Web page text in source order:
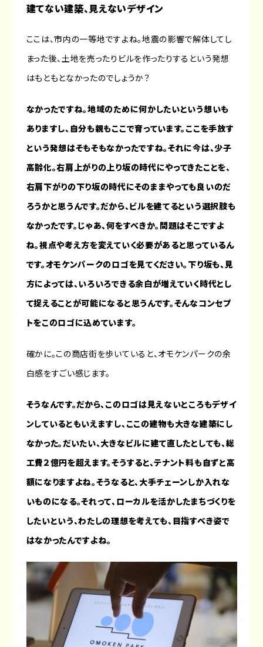
建てない建築、見えないデザイン
ここは、市内の一等地ですよね。地震の影響で解体してし
まった後、土地を売ったりビルを作ったりするという発想
はもともとなかったのでしょうか？
なかったですね。地域のために何かしたいという想いも
ありますし、自分も親もここで育っています。ここを手放す
という発想はそもそもなかったですね。それに今は、少子
高齢化。右肩上がりの上り坂の時代にやってきたことを、
右肩下がりの下り坂の時代にそのままやっても良いのだ
ろうかと思うんです。だから、ビルを建てるという選択肢も
なかったです。じゃあ、何をすべきか。問題はそこですよ
ね。視点や考え方を変えていく必要があると思っているん
です。オモケンパークのロゴを見てください。下り坂も、見
方によっては、いろいろできる余白が増えていく時代とし
て捉えることが可能になると思うんです。そんなコンセプ
トをこのロゴに込めています。
確かに。この商店街を歩いていると、オモケンパークの余
白感をすごい感じます。
そうなんです。だから、このロゴは見えないところもデザイ
ンしているともいえますし、ここの建物も大きな建築にし
なかった。だいたい、大きなビルに建て直したとしても、総
工費２億円を超えます。そうすると、テナント料も自ずと高
額になりますよね。そうなると、大手チェーンしか入れな
いものになる。それって、ローカルを活かしたまちづくりを
したいという、わたしの理想を考えても、目指すべき姿で
はなかったんですよね。